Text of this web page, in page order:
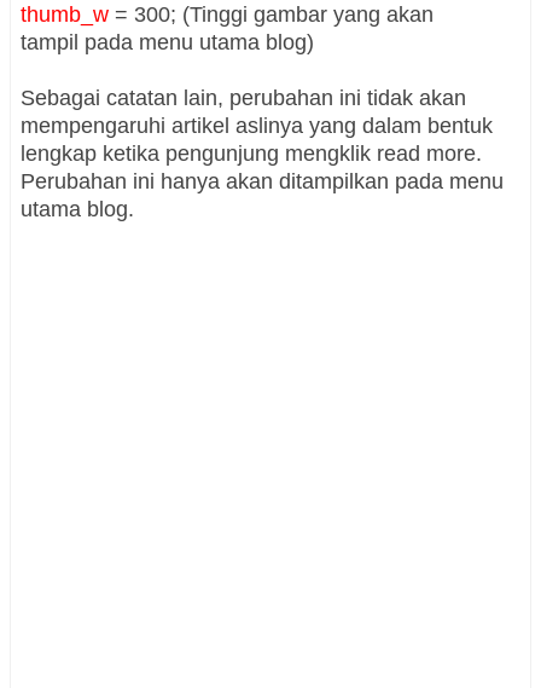
thumb_w = 300; (Tinggi gambar yang akan
tampil pada menu utama blog)
Sebagai catatan lain, perubahan ini tidak akan
mempengaruhi artikel aslinya yang dalam bentuk
lengkap ketika pengunjung mengklik read more.
Perubahan ini hanya akan ditampilkan pada menu
utama blog.